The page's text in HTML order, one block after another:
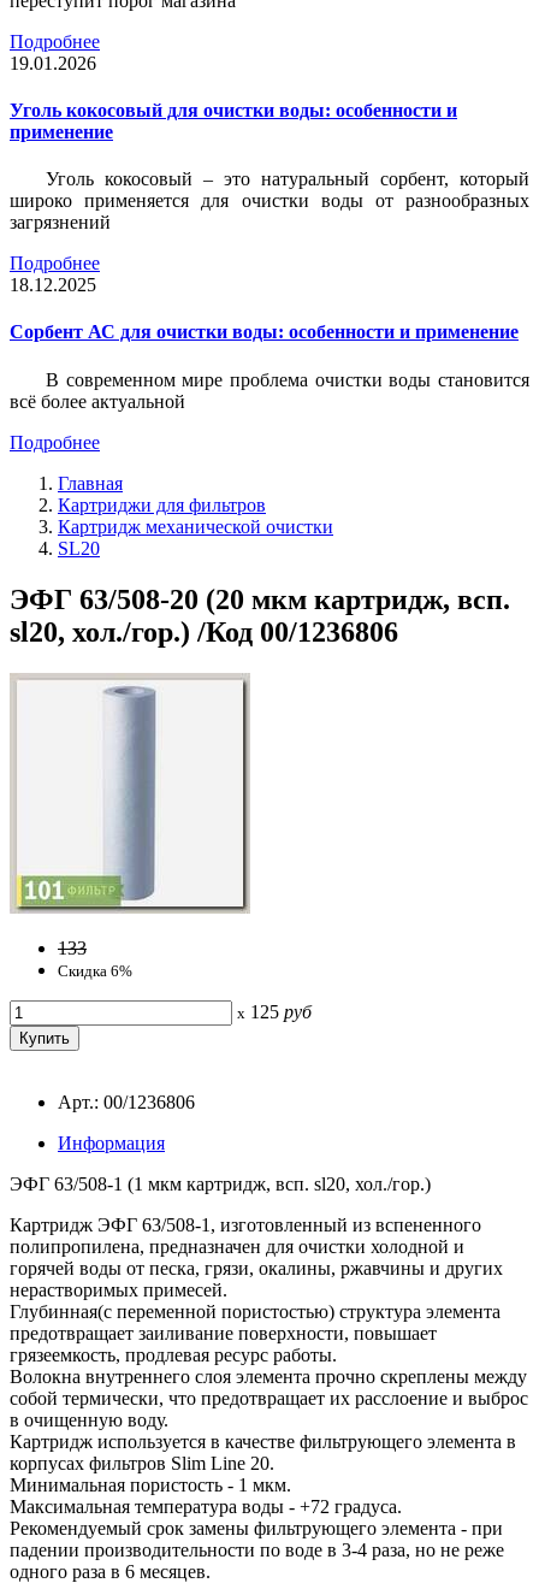
Подробнее
19.01.2026
Уголь кокосовый для очистки воды: особенности и
применение
Уголь кокосовый – это натуральный сорбент, который
широко применяется для очистки воды от разнообразных
загрязнений
Подробнее
18.12.2025
Сорбент АС для очистки воды: особенности и применение
В современном мире проблема очистки воды становится
всё более актуальной
Подробнее
Главная
Картриджи для фильтров
Картридж механической очистки
SL20
ЭФГ 63/508-20 (20 мкм картридж, всп.
sl20, хол./гор.) /Код 00/1236806
133
Скидка 6%
x 125 руб
Арт.: 00/1236806
Информация
ЭФГ 63/508-1 (1 мкм картридж, всп. sl20, хол./гор.)
Картридж ЭФГ 63/508-1, изготовленный из вспененного
полипропилена, предназначен для очистки холодной и
горячей воды от песка, грязи, окалины, ржавчины и других
нерастворимых примесей.
Глубинная(с переменной пористостью) структура элемента
предотвращает заиливание поверхности, повышает
грязеемкость, продлевая ресурс работы.
Волокна внутреннего слоя элемента прочно скреплены между
собой термически, что предотвращает их расслоение и выброс
в очищенную воду.
Картридж используется в качестве фильтрующего элемента в
корпусах фильтров Slim Line 20.
Минимальная пористость - 1 мкм.
Максимальная температура воды - +72 градуса.
Рекомендуемый срок замены фильтрующего элемента - при
падении производительности по воде в 3-4 раза, но не реже
одного раза в 6 месяцев.